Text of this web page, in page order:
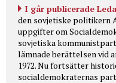
I går publicerade
den sovjetiske politikern
uppgifter om
sovjetiska
lämnade berättelsen vid
1972. Nu fortsätter
socialdemokraternas